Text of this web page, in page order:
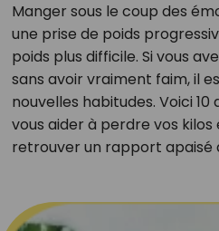
Manger sous le coup des
une prise de poids
poids plus difficile. Si vous
sans avoir vraiment faim, il
nouvelles habitudes. Voici
vous aider à perdre vos
retrouver un rapport apaisé